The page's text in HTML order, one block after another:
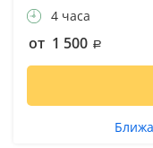
4 часа
от 1 500